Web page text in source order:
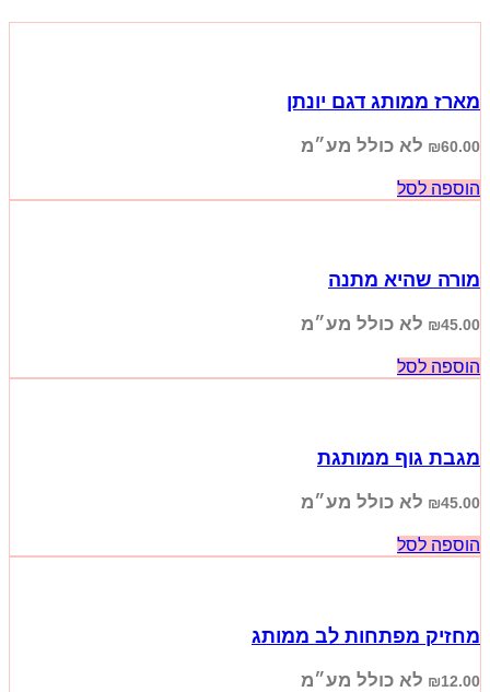
מארז ממותג דגם יונתן
₪60.00 לא כולל מע״מ
הוספה לסל
מורה שהיא מתנה
₪45.00 לא כולל מע״מ
הוספה לסל
מגבת גוף ממותגת
₪45.00 לא כולל מע״מ
הוספה לסל
מחזיק מפתחות לב ממותג
₪12.00 לא כולל מע״מ